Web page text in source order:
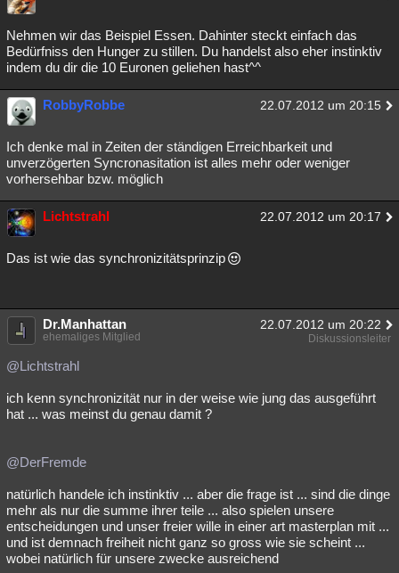
Nehmen wir das Beispiel Essen. Dahinter steckt einfach das
Bedürfniss den Hunger zu stillen. Du handelst also eher instinktiv
indem du dir die 10 Euronen geliehen hast^^
RobbyRobbe 22.07.2012 um 20:15
Ich denke mal in Zeiten der ständigen Erreichbarkeit und
unverzögerten Syncronasitation ist alles mehr oder weniger
vorhersehbar bzw. möglich
Lichtstrahl 22.07.2012 um 20:17
Das ist wie das synchronizitätsprinzip
Dr.Manhattan 22.07.2012 um 20:22
ehemaliges Mitglied Diskussionsleiter
@Lichtstrahl
ich kenn synchronizität nur in der weise wie jung das ausgeführt
hat ... was meinst du genau damit ?
@DerFremde
natürlich handele ich instinktiv ... aber die frage ist ... sind die dinge
mehr als nur die summe ihrer teile ... also spielen unsere
entscheidungen und unser freier wille in einer art masterplan mit ...
und ist demnach freiheit nicht ganz so gross wie sie scheint ...
wobei natürlich für unsere zwecke ausreichend